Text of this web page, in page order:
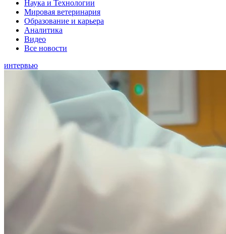
Наука и Технологии
Мировая ветеринария
Образование и карьера
Аналитика
Видео
Все новости
интервью